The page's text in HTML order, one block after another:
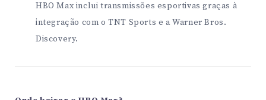
HBO Max inclui transmissões esportivas graças à
integração com o TNT Sports e a Warner Bros.
Discovery.